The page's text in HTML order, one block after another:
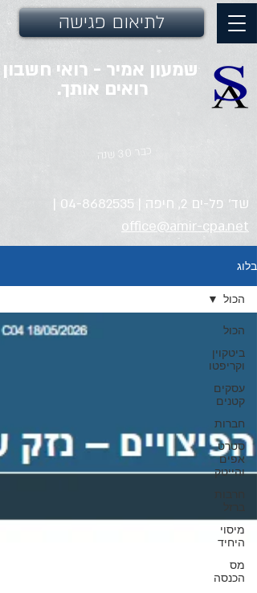
לתיאום פגישה
שמעון אמיר - רואי חשבון
רואים אותך.
שד' פל-ים 2, חיפה | 04-8682535
|
office@amir-cpa.net
כבר 30 שנה
בלוג
הכול
ביטקוין
וקריפטו
עסקים
קטנים
חברות
סטרט
אפים
והייטק
מיסוי
היחיד
מס
הכנסה
הכול